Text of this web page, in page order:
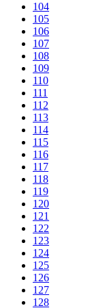
104
105
106
107
108
109
110
111
112
113
114
115
116
117
118
119
120
121
122
123
124
125
126
127
128